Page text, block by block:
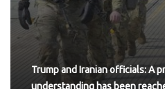
Trump and Iranian officials: A
understanding has been